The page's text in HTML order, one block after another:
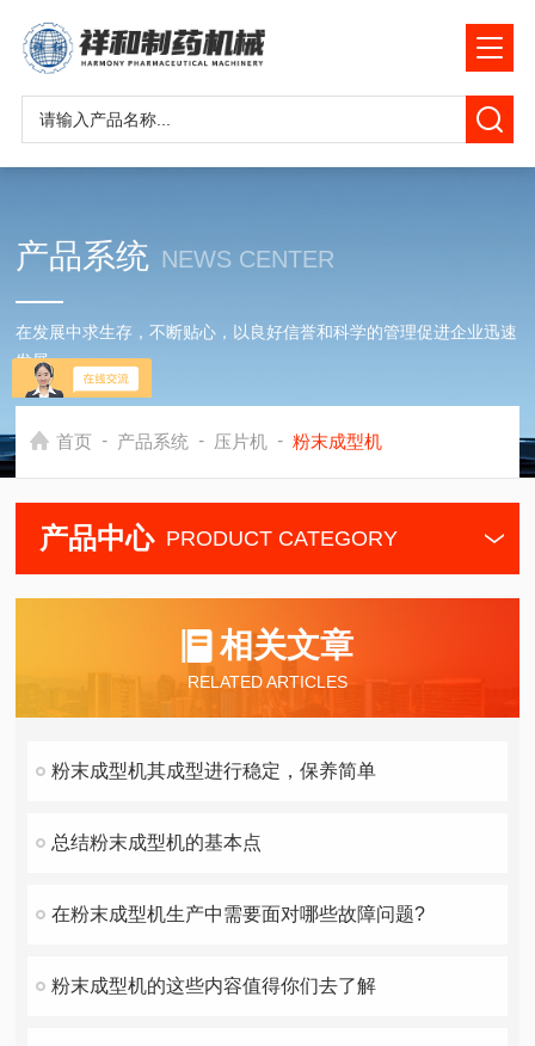
产品系统 NEWS CENTER
在发展中求生存，不断贴心，以良好信誉和科学的管理促进企业迅速
发展
首页 - 产品系统 - 压片机 - 粉末成型机
产品中心 PRODUCT CATEGORY
相关文章
RELATED ARTICLES
粉末成型机其成型进行稳定，保养简单
总结粉末成型机的基本点
在粉末成型机生产中需要面对哪些故障问题?
粉末成型机的这些内容值得你们去了解